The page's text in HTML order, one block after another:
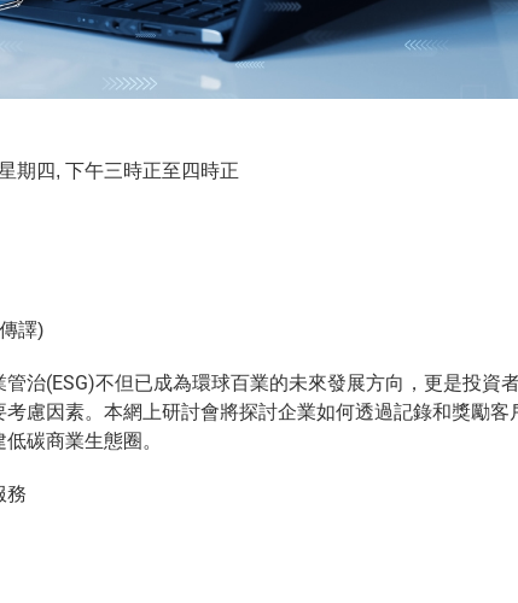
期四, 下午三時正至四時正
譯)
治(ESG)不但已成為環球百業的未來發展方向，更是投資
慮因素。本網上研討會將探討企業如何透過記錄和獎勵客
碳商業生態圈。
務